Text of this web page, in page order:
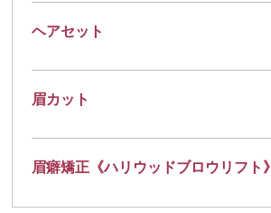
ヘアセット
眉カット
眉癖矯正《ハリウッドブロウリフト》